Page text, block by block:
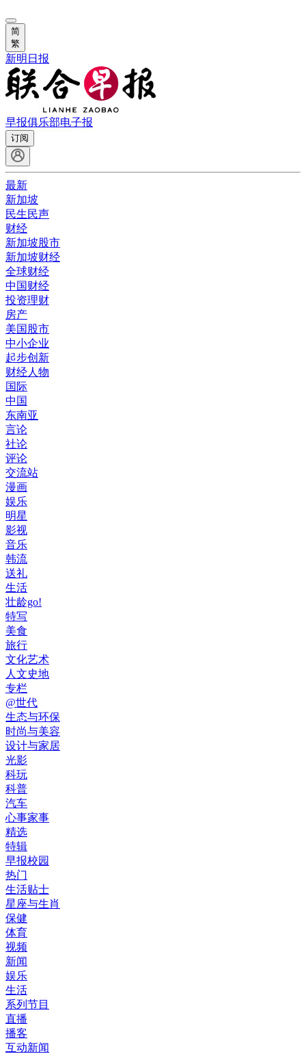
简
繁
新明日报
早报俱乐部电子报
订阅
最新
新加坡
民生民声
财经
新加坡股市
新加坡财经
全球财经
中国财经
投资理财
房产
美国股市
中小企业
起步创新
财经人物
国际
中国
东南亚
言论
社论
评论
交流站
漫画
娱乐
明星
影视
音乐
韩流
送礼
生活
壮龄go!
特写
美食
旅行
文化艺术
人文史地
专栏
@世代
生态与环保
时尚与美容
设计与家居
光影
科玩
科普
汽车
心事家事
精选
特辑
早报校园
热门
生活贴士
星座与生肖
保健
体育
视频
新闻
娱乐
生活
系列节目
直播
播客
互动新闻